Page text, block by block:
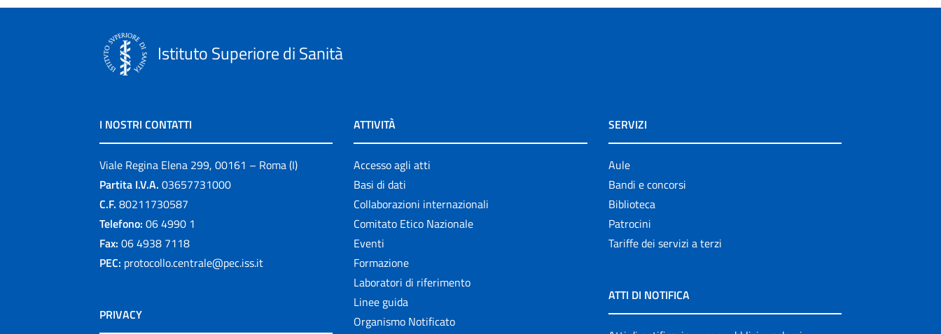
Istituto Superiore di Sanità
I NOSTRI CONTATTI
Viale Regina Elena 299, 00161 – Roma (I)
Partita I.V.A. 03657731000
C.F. 80211730587
Telefono: 06 4990 1
Fax: 06 4938 7118
PEC: protocollo.centrale@pec.iss.it
PRIVACY
ATTIVITÀ
Accesso agli atti
Basi di dati
Collaborazioni internazionali
Comitato Etico Nazionale
Eventi
Formazione
Laboratori di riferimento
Linee guida
Organismo Notificato
SERVIZI
Aule
Bandi e concorsi
Biblioteca
Patrocini
Tariffe dei servizi a terzi
ATTI DI NOTIFICA